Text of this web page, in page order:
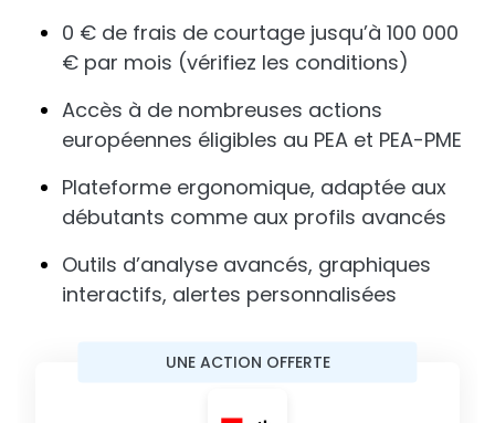
0 € de frais de courtage jusqu’à 100 000
€ par mois (vérifiez les conditions)
Accès à de nombreuses actions
européennes éligibles au PEA et PEA-PME
Plateforme ergonomique, adaptée aux
débutants comme aux profils avancés
Outils d’analyse avancés, graphiques
interactifs, alertes personnalisées
UNE ACTION OFFERTE